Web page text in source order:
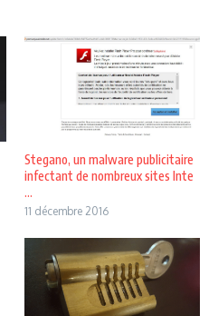
Stegano, un malware publicitaire
infectant de nombreux sites Inte
...
11 décembre 2016